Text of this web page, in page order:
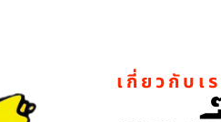
เกี่ยวกับเร